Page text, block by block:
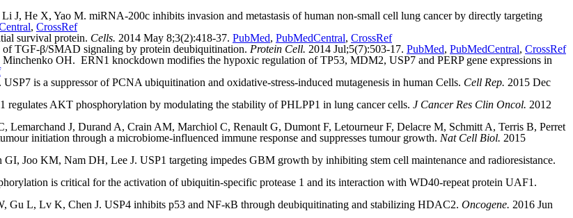
He X, Yao M. miRNA-200c inhibits invasion and metastasis of human non-small cell lung cancer by directly targeting
, CrossRef
survival protein. Cells. 2014 May 8;3(2):418-37. PubMed, PubMedCentral, CrossRef
TGF-β/SMAD signaling by protein deubiquitination. Protein Cell. 2014 Jul;5(7):503-17. PubMed, PubMedCentral, CrossRef
OH. ERN1 knockdown modifies the hypoxic regulation of TP53, MDM2, USP7 and PERP gene expressions in
is a suppressor of PCNA ubiquitination and oxidative-stress-induced mutagenesis in human Cells. Cell Rep. 2015 Dec
AKT phosphorylation by modulating the stability of PHLPP1 in lung cancer cells. J Cancer Res Clin Oncol. 2012
Lemarchand J, Durand A, Crain AM, Marchiol C, Renault G, Dumont F, Letourneur F, Delacre M, Schmitt A, Terris B, Perret
initiation through a microbiome-influenced immune response and suppresses tumour growth. Nat Cell Biol. 2015
Joo KM, Nam DH, Lee J. USP1 targeting impedes GBM growth by inhibiting stem cell maintenance and radioresistance.
is critical for the activation of ubiquitin-specific protease 1 and its interaction with WD40-repeat protein UAF1.
L, Lv K, Chen J. USP4 inhibits p53 and NF-κB through deubiquitinating and stabilizing HDAC2. Oncogene. 2016 Jun